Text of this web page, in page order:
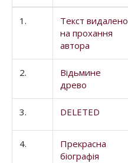
1.
Текст видалено
на прохання
автора
2.
Відьмине
древо
3. DELETED
4.
Прекрасна
біографія